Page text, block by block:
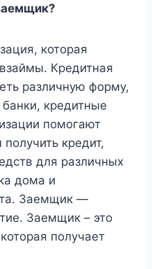
которая
Кредитная
различную форму,
кредитные
помогают
кредит,
для различных
дома и
Заемщик —
Заемщик – это
получает